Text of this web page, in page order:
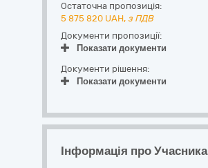
Остаточна пропозиція:
5 875 820 UAH, з ПДВ
Документи пропозиції:
Показати документи
Документи рішення:
Показати документи
Інформація про Учасника